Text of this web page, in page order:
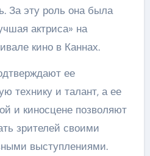
За эту роль она была
актриса» на
кино в Каннах.
ее
технику и талант, а ее
и киносцене позволяют
зрителей своими
выступлениями.